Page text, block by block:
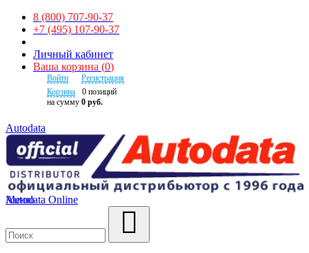
8 (800) 707-90-37
+7 (495) 107-90-37
Личный кабинет
Ваша корзина (0)
Войти
Регистрация
Корзина
0 позиций
на сумму 0 руб.
Autodata
Autodata Online
Меню